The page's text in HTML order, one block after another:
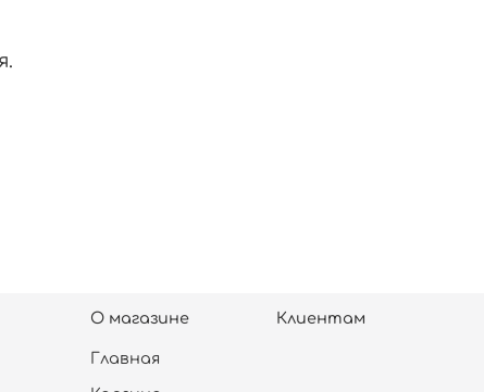
О магазине
Главная
Клиентам